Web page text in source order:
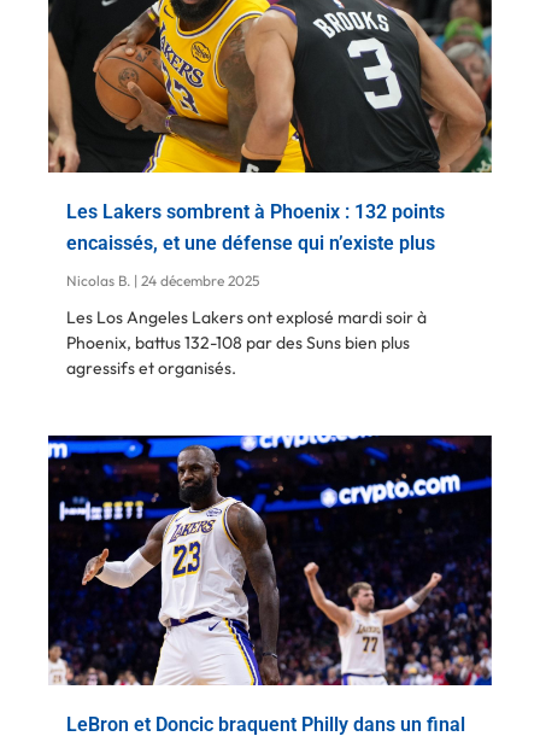
Les Lakers sombrent à Phoenix : 132 points
encaissés, et une défense qui n’existe plus
Nicolas B. 24 décembre 2025
Les Los Angeles Lakers ont explosé mardi soir à
Phoenix, battus 132-108 par des Suns bien plus
agressifs et organisés.
LeBron et Doncic braquent Philly dans un final